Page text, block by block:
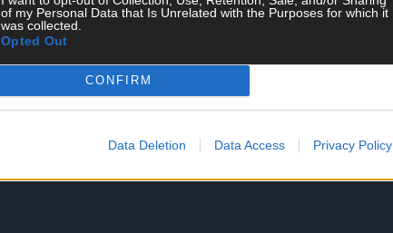
of my Personal Data that Is Unrelated with the Purposes for which it
was collected.
Opted Out
CONFIRM
Data Deletion Data Access Privacy Policy